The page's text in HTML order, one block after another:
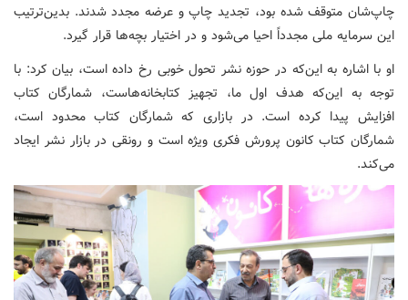
چاپ‌شان متوقف شده بود، تجدید چاپ و عرضه مجدد شدند. بدین‌ترتیب
این سرمایه ملی مجدداً احیا می‌شود و در اختیار بچه‌ها قرار گیرد.
او با اشاره به این‌که در حوزه نشر تحول خوبی رخ داده است، بیان کرد: با
توجه به این‌که هدف اول ما، تجهیز کتابخانه‌هاست، شمارگان کتاب
افزایش پیدا کرده است. در بازاری که شمارگان کتاب محدود است،
شمارگان کتاب کانون پرورش فکری ویژه است و رونقی در بازار نشر ایجاد
می‌کند.